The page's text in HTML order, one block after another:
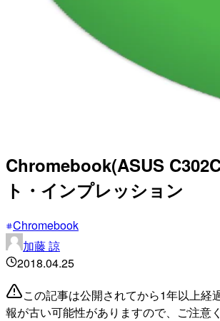
Chromebook(ASUS
ト・インプレッション
Chromebook
加藤 諒
2018.04.25
この記事は公開されてから1年以上経
報が古い可能性がありますので、ご注意